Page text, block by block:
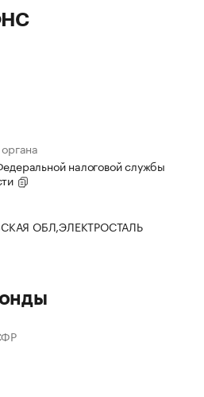
налоговой службы
ОБЛ,ЭЛЕКТРОСТАЛЬ